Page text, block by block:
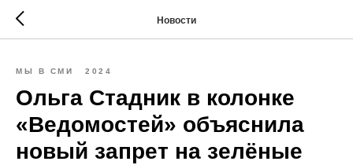
Новости
МЫ В СМИ 2024
Ольга Стадник в колонке
«Ведомостей» объяснила
новый запрет на зелёные